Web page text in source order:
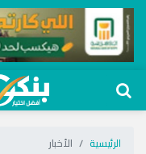
الرئيسية الأخبار